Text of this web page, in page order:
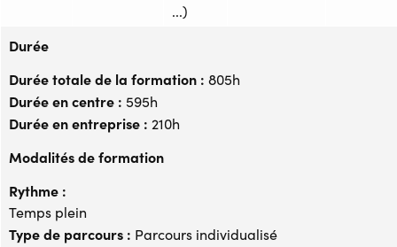
...)
Durée
Durée totale de la formation : 805h
Durée en centre : 595h
Durée en entreprise : 210h
Modalités de formation
Rythme :
Temps plein
Type de parcours : Parcours individualisé